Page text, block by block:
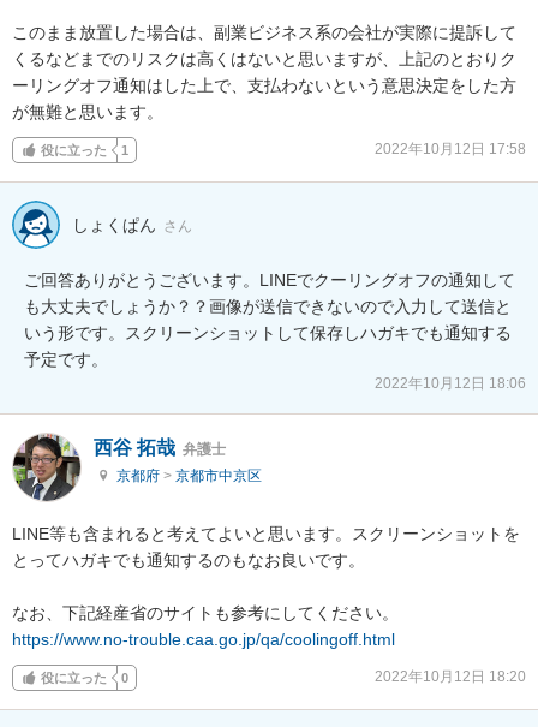
このまま放置した場合は、副業ビジネス系の会社が実際に提訴して
くるなどまでのリスクは高くはないと思いますが、上記のとおりク
ーリングオフ通知はした上で、支払わないという意思決定をした方
が無難と思います。
役に立った 1 2022年10月12日 17:58
しょくぱん さん
ご回答ありがとうございます。LINEでクーリングオフの通知して
も大丈夫でしょうか？？画像が送信できないので入力して送信と
いう形です。スクリーンショットして保存しハガキでも通知する
予定です。
2022年10月12日 18:06
西谷 拓哉 弁護士
京都府 > 京都市中京区
LINE等も含まれると考えてよいと思います。スクリーンショットを
とってハガキでも通知するのもなお良いです。
https://www.no-trouble.caa.go.jp/qa/coolingoff.html
役に立った 0 2022年10月12日 18:20